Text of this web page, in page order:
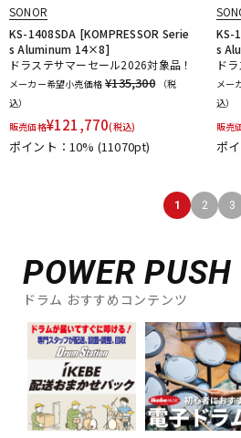
SONOR
KS-1408SDA [KOMPRESSOR Serie
s Aluminum 14×8]
ドラステサマーセール2026対象品！
メーカー希望小売価格 ¥135,300
（税
込）
販売価格¥121,770(税込)
ポイント：10% (11070pt)
KS-
s
ド
メー
込）
販売
ポ
1 2 3
POWER PUSH
ドラム おすすめコンテンツ